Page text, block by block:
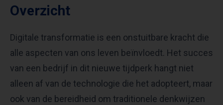
Overzicht
Digitale transformatie is een onstuitbare kracht die
alle aspecten van ons leven beïnvloedt. Het succes
van een bedrijf in dit nieuwe tijdperk hangt niet
alleen af van de technologie die het adopteert, maar
ook van de bereidheid om traditionele denkwijzen